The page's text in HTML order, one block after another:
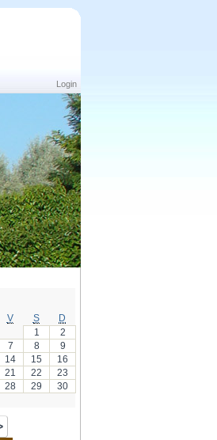
Login
V S
D
1
2
7 8
9
14 15
16
21 22
23
28 29
30